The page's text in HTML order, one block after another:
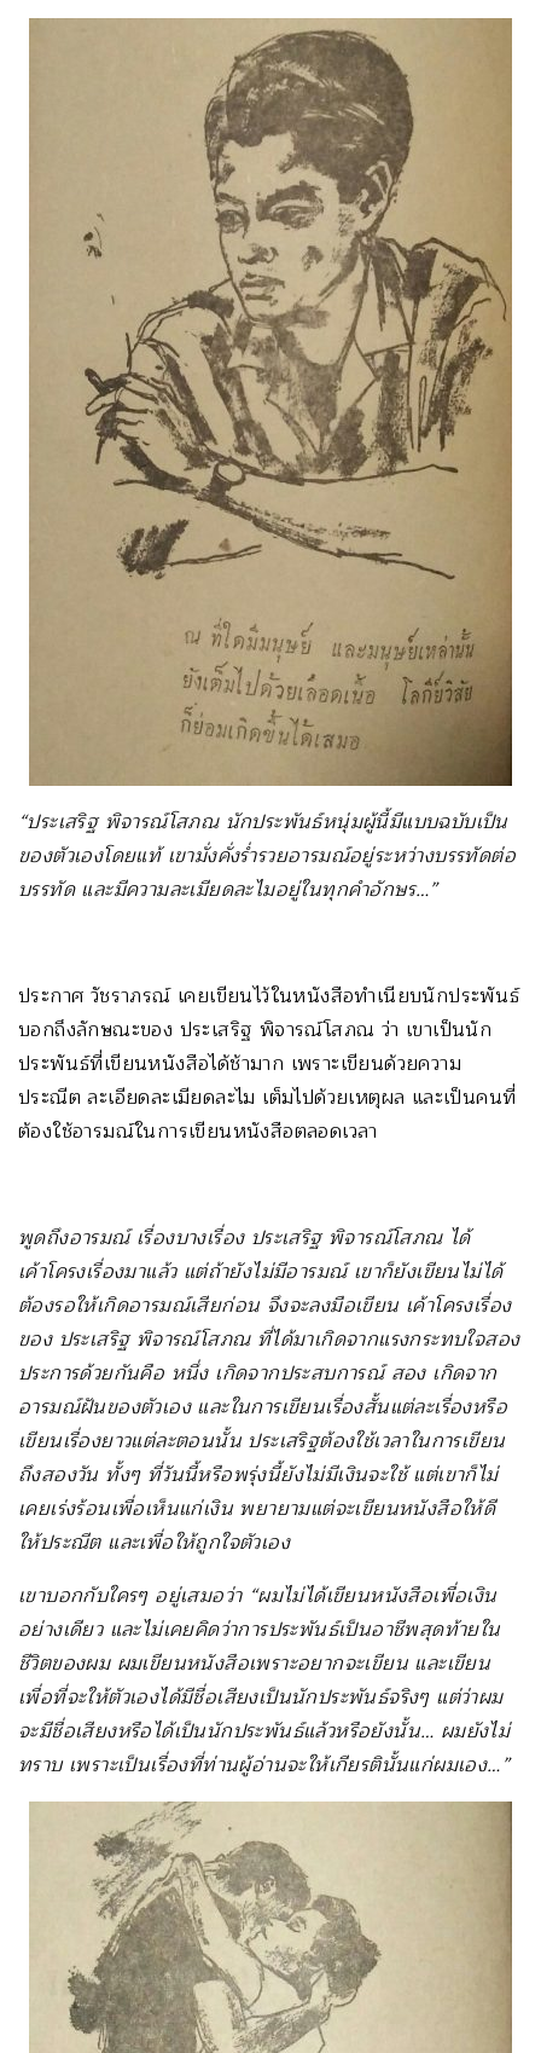
“ประเสริฐ พิจารณ์โสภณ นักประพันธ์หนุ่มผู้นี้มีแบบฉบับเป็น
ของตัวเองโดยแท้ เขามั่งคั่งร่ำรวยอารมณ์อยู่ระหว่างบรรทัดต่อ
บรรทัด และมีความละเมียดละไมอยู่ในทุกคำอักษร…”
ประกาศ วัชราภรณ์ เคยเขียนไว้ในหนังสือทำเนียบนักประพันธ์
บอกถึงลักษณะของ ประเสริฐ พิจารณ์โสภณ ว่า เขาเป็นนัก
ประพันธ์ที่เขียนหนังสือได้ช้ามาก เพราะเขียนด้วยความ
ประณีต ละเอียดละเมียดละไม เต็มไปด้วยเหตุผล และเป็นคนที่
ต้องใช้อารมณ์ในการเขียนหนังสือตลอดเวลา
พูดถึงอารมณ์ เรื่องบางเรื่อง ประเสริฐ พิจารณ์โสภณ ได้
เค้าโครงเรื่องมาแล้ว แต่ถ้ายังไม่มีอารมณ์ เขาก็ยังเขียนไม่ได้
ต้องรอให้เกิดอารมณ์เสียก่อน จึงจะลงมือเขียน เค้าโครงเรื่อง
ของ ประเสริฐ พิจารณ์โสภณ ที่ได้มาเกิดจากแรงกระทบใจสอง
ประการด้วยกันคือ หนึ่ง เกิดจากประสบการณ์ สอง เกิดจาก
อารมณ์ฝันของตัวเอง และในการเขียนเรื่องสั้นแต่ละเรื่องหรือ
เขียนเรื่องยาวแต่ละตอนนั้น ประเสริฐต้องใช้เวลาในการเขียน
ถึงสองวัน ทั้งๆ ที่วันนี้หรือพรุ่งนี้ยังไม่มีเงินจะใช้ แต่เขาก็ไม่
เคยเร่งร้อนเพื่อเห็นแก่เงิน พยายามแต่จะเขียนหนังสือให้ดี
ให้ประณีต และเพื่อให้ถูกใจตัวเอง
เขาบอกกับใครๆ อยู่เสมอว่า “ผมไม่ได้เขียนหนังสือเพื่อเงิน
อย่างเดียว และไม่เคยคิดว่าการประพันธ์เป็นอาชีพสุดท้ายใน
ชีวิตของผม ผมเขียนหนังสือเพราะอยากจะเขียน และเขียน
เพื่อที่จะให้ตัวเองได้มีชื่อเสียงเป็นนักประพันธ์จริงๆ แต่ว่าผม
จะมีชื่อเสียงหรือได้เป็นนักประพันธ์แล้วหรือยังนั้น… ผมยังไม่
ทราบ เพราะเป็นเรื่องที่ท่านผู้อ่านจะให้เกียรตินั้นแก่ผมเอง…”